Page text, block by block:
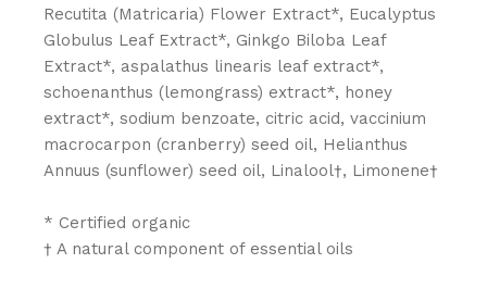
Recutita (Matricaria) Flower Extract*, Eucalyptus
Globulus Leaf Extract*, Ginkgo Biloba Leaf
Extract*, aspalathus linearis leaf extract*,
schoenanthus (lemongrass) extract*, honey
extract*, sodium benzoate, citric acid, vaccinium
macrocarpon (cranberry) seed oil, Helianthus
Annuus (sunflower) seed oil, Linalool†, Limonene†
* Certified organic
† A natural component of essential oils